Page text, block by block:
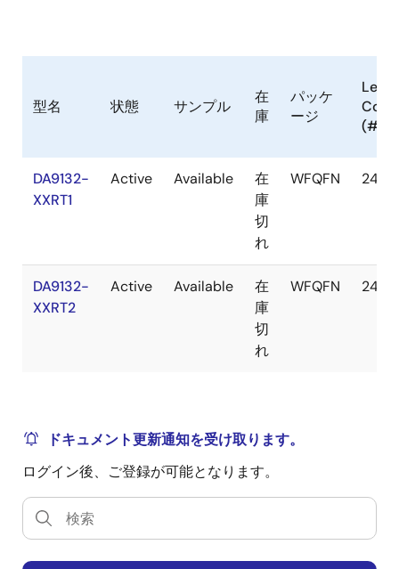
型名 状態 サンプル
在
庫
パッケ
ージ
Lead
(#)
DA9132-
XXRT1
Active Available
在
庫
切
れ
WFQFN 24#
DA9132-
XXRT2
Active Available
在
庫
切
れ
WFQFN 24#
ドキュメント更新通知を受け取ります。
ログイン後、ご登録が可能となります。